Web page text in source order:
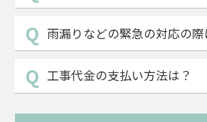
雨漏りなどの緊急の対応の際
工事代金の支払い方法は？